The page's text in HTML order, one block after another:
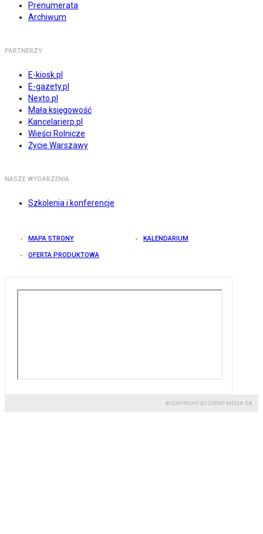
Prenumerata
Archiwum
PARTNERZY
E-kiosk.pl
E-gazety.pl
Nexto.pl
Mała księgowość
Kancelarierp.pl
Wieści Rolnicze
Życie Warszawy
NASZE WYDARZENIA
Szkolenia i konferencje
MAPA STRONY KALENDARIUM
OFERTA PRODUKTOWA
© COPYRIGHT BY GREMI MEDIA SA